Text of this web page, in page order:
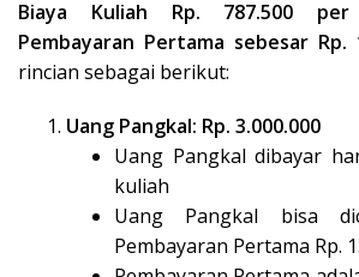
Biaya Kuliah Rp. 787.500
Pembayaran Pertama sebesar Rp.
rincian sebagai berikut:
Uang Pangkal: Rp. 3.000.000
Uang Pangkal dibayar
kuliah
Uang Pangkal bisa
Pembayaran Pertama Rp.